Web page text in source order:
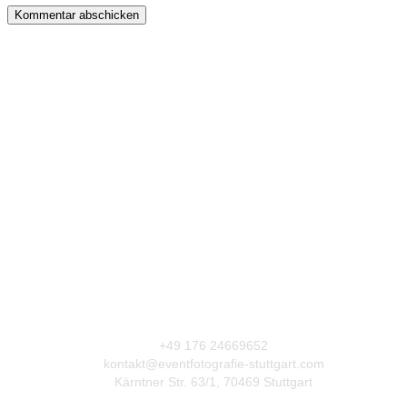
+49 176 24669652
kontakt@eventfotografie-stuttgart.com
Kärntner Str. 63/1, 70469 Stuttgart